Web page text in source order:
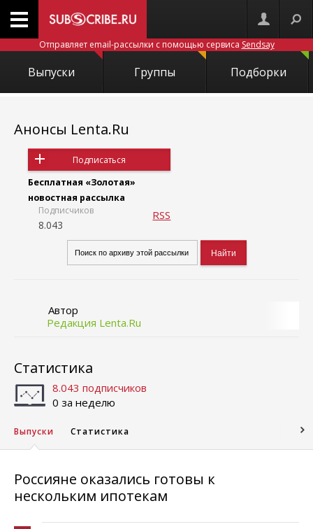
Отправляет email-рассылки с помощью сервиса Sendsay
Выпуски Группы Подборки
Анонсы Lenta.Ru
Подписаться
Бесплатная «Золотая»
новостная рассылка
Подписчиков
8.043
RSS
Автор
Редакция Lenta.Ru
Статистика
8.043 подписчиков
0 за неделю
Выпуски Статистика
Россияне оказались готовы к
нескольким ипотекам